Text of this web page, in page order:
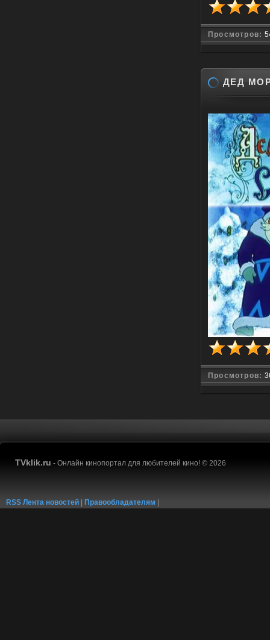
Просмотров:
ДЕД
Просмотров:
TVklik.ru - Онлайн кинопортал для любителей кино! © 2026
RSS Лента новостей Правообладателям